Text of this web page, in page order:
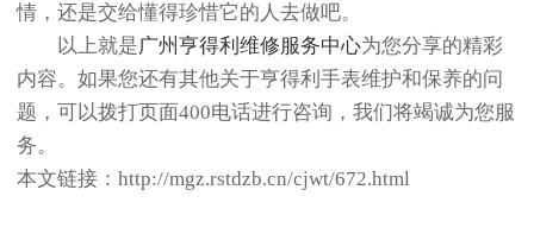
情，还是交给懂得珍惜它的人去做吧。
以上就是广州亨得利维修服务中心为您分享的精彩
内容。如果您还有其他关于亨得利手表维护和保养的问
题，可以拨打页面400电话进行咨询，我们将竭诚为您服
务。
本文链接：http://mgz.rstdzb.cn/cjwt/672.html